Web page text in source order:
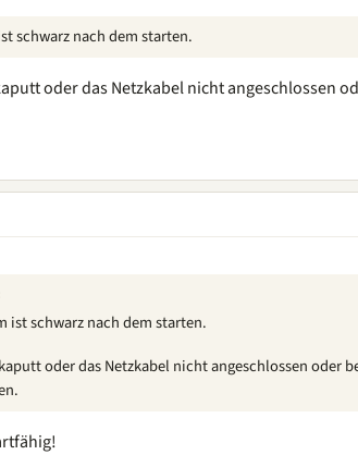
schwarz nach dem starten.
oder das Netzkabel nicht angeschlossen
ist schwarz nach dem starten.
oder das Netzkabel nicht angeschlossen oder